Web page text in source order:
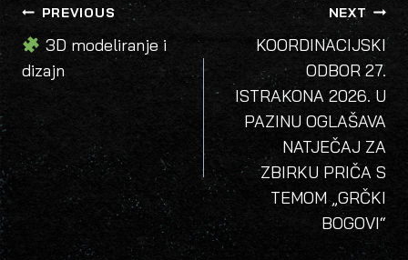
POST
NAVIGATION
PREVIOUS
3D modeliranje i
dizajn
NEXT
KOORDINACIJSKI
ODBOR 27.
ISTRAKONA 2026. U
PAZINU OGLAŠAVA
NATJEČAJ ZA
ZBIRKU PRIČA S
TEMOM „GRČKI
BOGOVI“